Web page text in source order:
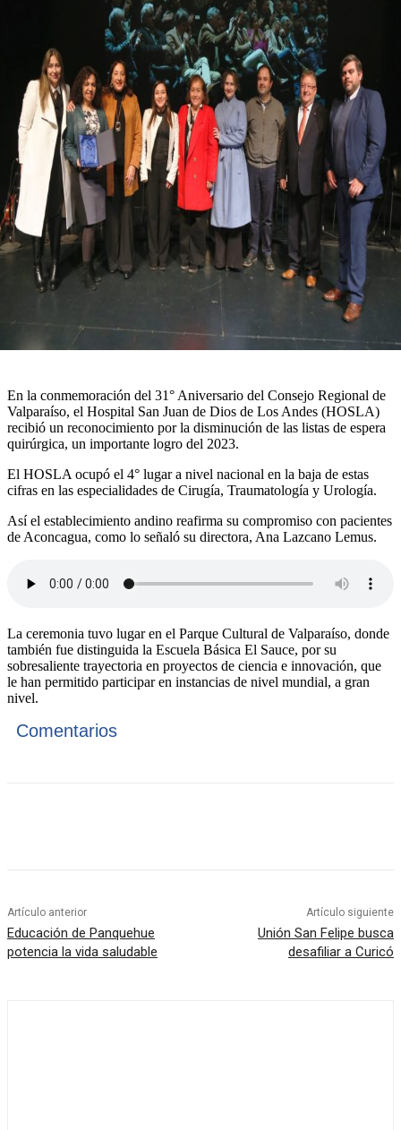
En la conmemoración del 31° Aniversario del Consejo Regional de
Valparaíso, el Hospital San Juan de Dios de Los Andes (HOSLA)
recibió un reconocimiento por la disminución de las listas de espera
quirúrgica, un importante logro del 2023.
El HOSLA ocupó el 4° lugar a nivel nacional en la baja de estas
cifras en las especialidades de Cirugía, Traumatología y Urología.
Así el establecimiento andino reafirma su compromiso con pacientes
de Aconcagua, como lo señaló su directora, Ana Lazcano Lemus.
La ceremonia tuvo lugar en el Parque Cultural de Valparaíso, donde
también fue distinguida la Escuela Básica El Sauce, por su
sobresaliente trayectoria en proyectos de ciencia e innovación, que
le han permitido participar en instancias de nivel mundial, a gran
nivel.
Comentarios
Artículo anterior
Educación de Panquehue
potencia la vida saludable
Artículo siguiente
Unión San Felipe busca
desafiliar a Curicó